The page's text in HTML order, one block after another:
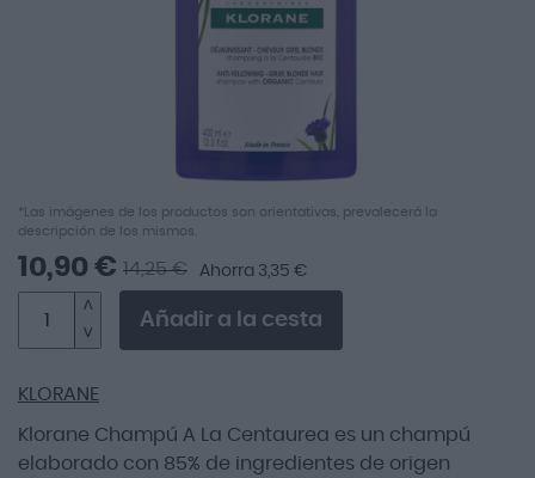
Saltar
al
comienzo
galería
de
*Las imágenes de los productos son orientativas, prevalecerá la
descripción de los mismos.
KLORANE
Klorane Champú A La Centaurea es un champú
elaborado con 85% de ingredientes de origen
10,90 € 14,25 € Ahorra 3,35 €
Añadir a la cesta